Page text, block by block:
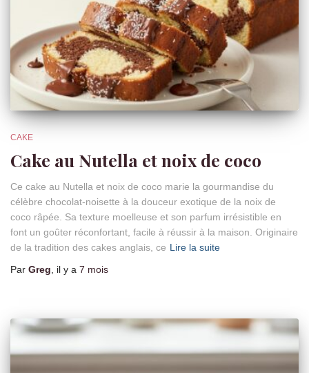
CAKE
Cake au Nutella et noix de coco
Ce cake au Nutella et noix de coco marie la gourmandise du
célèbre chocolat-noisette à la douceur exotique de la noix de
coco râpée. Sa texture moelleuse et son parfum irrésistible en
font un goûter réconfortant, facile à réussir à la maison. Originaire
de la tradition des cakes anglais, ce Lire la suite
Par Greg , il y a 7 mois